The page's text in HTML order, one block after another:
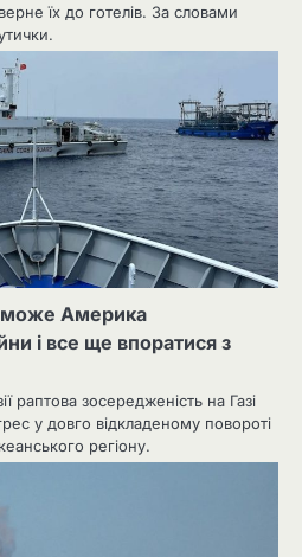
їх до готелів. За словами
може Америка
і все ще впоратися з
раптова зосередженість на Газі
у довго відкладеному повороті
регіону.